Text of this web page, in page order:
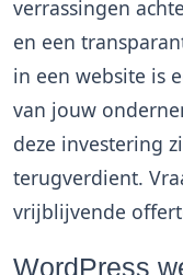
verrassingen
en een
in een website is
van jouw
deze investering
terugverdient.
vrijblijvende
WordPress